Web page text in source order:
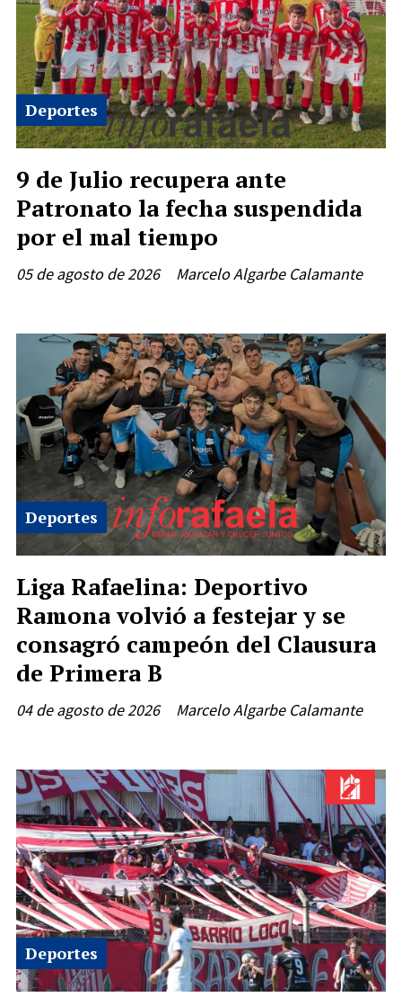
9 de Julio recupera ante
Patronato la fecha suspendida
por el mal tiempo
Marcelo Algarbe Calamante
Deportes
05 de agosto de 2026
Liga Rafaelina: Deportivo
Ramona volvió a festejar y se
consagró campeón del Clausura
de Primera B
Marcelo Algarbe Calamante
Deportes
04 de agosto de 2026
Deportes